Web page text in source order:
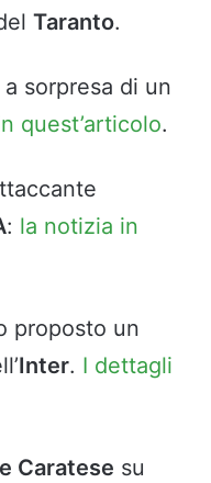
Taranto.
sorpresa di un
quest’articolo.
: la notizia in
proposto un
Inter. I dettagli
Caratese su